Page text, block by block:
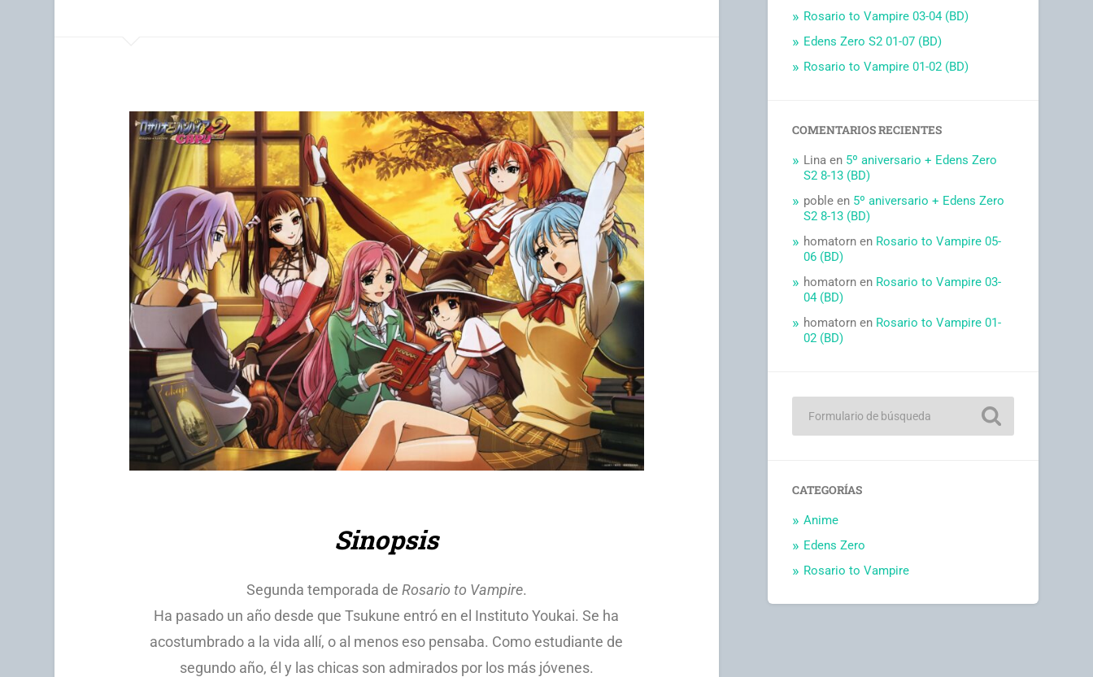
Sinopsis
Segunda temporada de Rosario to Vampire.
Ha pasado un año desde que Tsukune entró en el Instituto Youkai. Se ha
acostumbrado a la vida allí, o al menos eso pensaba. Como estudiante de
segundo año, él y las chicas son admirados por los más jóvenes.
Rosario to Vampire 03-04 (BD)
Edens Zero S2 01-07 (BD)
Rosario to Vampire 01-02 (BD)
COMENTARIOS RECIENTES
Lina en 5º aniversario + Edens Zero
S2 8-13 (BD)
poble en 5º aniversario + Edens Zero
S2 8-13 (BD)
homatorn en Rosario to Vampire 05-
06 (BD)
homatorn en Rosario to Vampire 03-
04 (BD)
homatorn en Rosario to Vampire 01-
02 (BD)
CATEGORÍAS
Anime
Edens Zero
Rosario to Vampire